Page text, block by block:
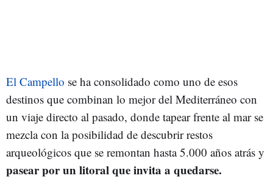
El Campello se ha consolidado como uno de esos
destinos que combinan lo mejor del Mediterráneo con
un viaje directo al pasado, donde tapear frente al mar se
mezcla con la posibilidad de descubrir restos
arqueológicos que se remontan hasta 5.000 años atrás y
pasear por un litoral que invita a quedarse.